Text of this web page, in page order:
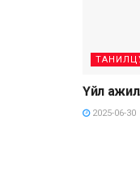
Үйл
2025-06-30